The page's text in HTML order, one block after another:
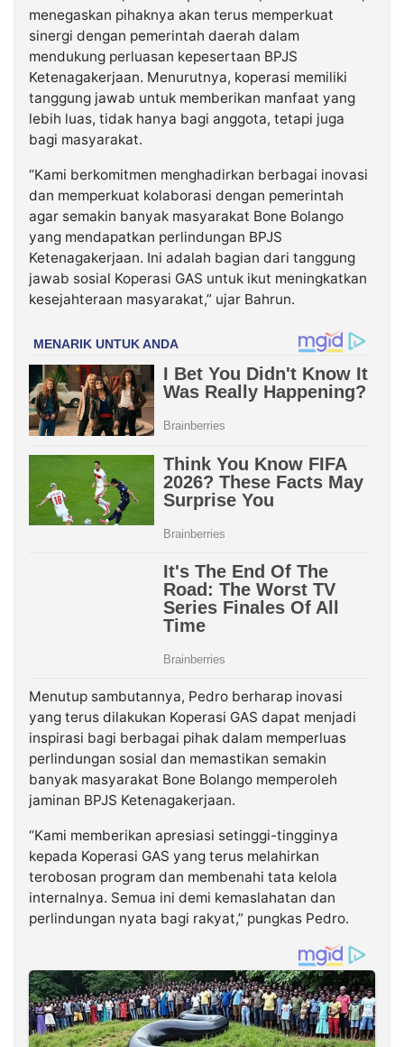
menegaskan pihaknya akan terus memperkuat
sinergi dengan pemerintah daerah dalam
mendukung perluasan kepesertaan BPJS
Ketenagakerjaan. Menurutnya, koperasi memiliki
tanggung jawab untuk memberikan manfaat yang
lebih luas, tidak hanya bagi anggota, tetapi juga
bagi masyarakat.
“Kami berkomitmen menghadirkan berbagai inovasi
dan memperkuat kolaborasi dengan pemerintah
agar semakin banyak masyarakat Bone Bolango
yang mendapatkan perlindungan BPJS
Ketenagakerjaan. Ini adalah bagian dari tanggung
jawab sosial Koperasi GAS untuk ikut meningkatkan
kesejahteraan masyarakat,” ujar Bahrun.
Menutup sambutannya, Pedro berharap inovasi
yang terus dilakukan Koperasi GAS dapat menjadi
inspirasi bagi berbagai pihak dalam memperluas
perlindungan sosial dan memastikan semakin
banyak masyarakat Bone Bolango memperoleh
jaminan BPJS Ketenagakerjaan.
“Kami memberikan apresiasi setinggi-tingginya
kepada Koperasi GAS yang terus melahirkan
terobosan program dan membenahi tata kelola
internalnya. Semua ini demi kemaslahatan dan
perlindungan nyata bagi rakyat,” pungkas Pedro.